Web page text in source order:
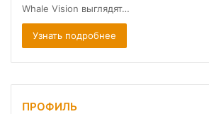
Whale Vision выглядят…
Узнать подробнее
ПРОФИЛЬ